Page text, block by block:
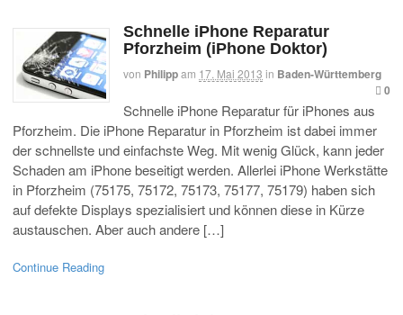
Schnelle iPhone Reparatur
Pforzheim (iPhone Doktor)
von Philippam 17. Mai 2013 in Baden-Württemberg
0
Schnelle iPhone Reparatur für iPhones aus
Pforzheim. Die iPhone Reparatur in Pforzheim ist dabei immer
der schnellste und einfachste Weg. Mit wenig Glück, kann jeder
Schaden am iPhone beseitigt werden. Allerlei iPhone Werkstätte
in Pforzheim (75175, 75172, 75173, 75177, 75179) haben sich
auf defekte Displays spezialisiert und können diese in Kürze
austauschen. Aber auch andere […]
Continue Reading